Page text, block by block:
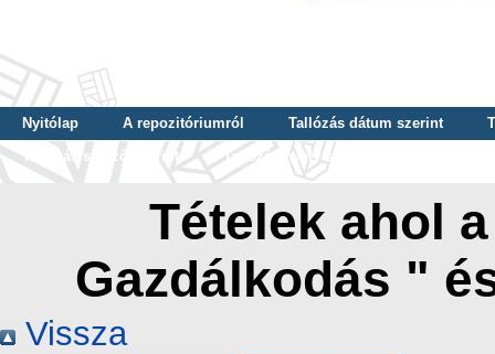
Nyitólap A repozitóriumról Tallózás dátum szerint
Tallózás szerző szerint
Tallózás nyelv szerint
Tételek ahol
Gazdálkodás "
Vissza